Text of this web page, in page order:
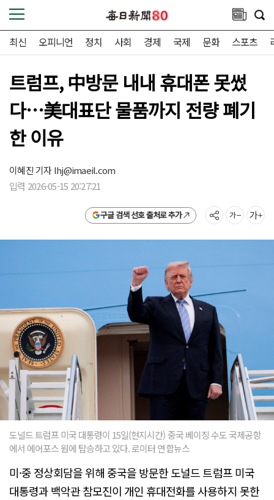
최신 오피니언 정치 사회 경제 국제 문화 스포츠
트럼프, 中방문 내내 휴대폰 못썼
다…美대표단 물품까지 전량 폐기
한 이유
이혜진 기자lhj@imaeil.com
입력 2026-05-15 20:27:21
구글 검색 선호 출처로 추가
도널드 트럼프 미국 대통령이 15일(현지시간) 중국 베이징 수도 국제공항
에서 에어포스 원에 탑승하고 있다. 로이터 연합뉴스
미·중 정상회담을 위해 중국을 방문한 도널드 트럼프 미국
대통령과 백악관 참모진이 개인 휴대전화를 사용하지 못한